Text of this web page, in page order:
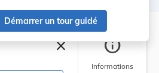
Démarrer un tour guidé
closeFermer la barre
info
Informations